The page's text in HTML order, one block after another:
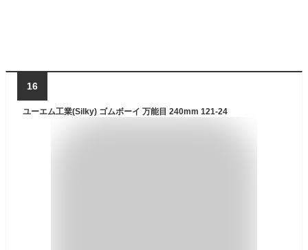
16
ユーエム工業(Silky) ゴムボーイ 万能目 240mm 121-24